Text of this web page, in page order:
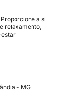
a si
relaxamento,
- MG